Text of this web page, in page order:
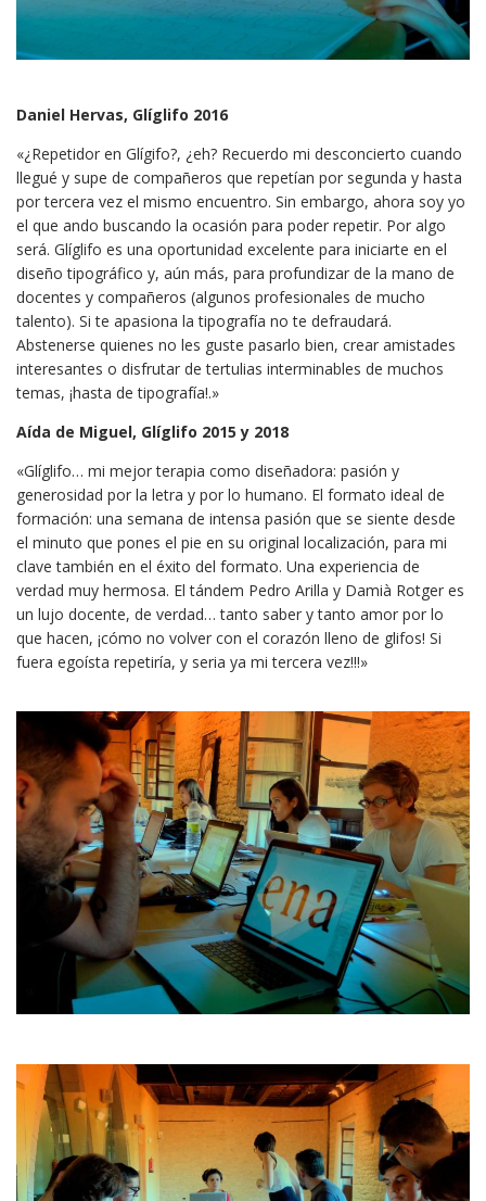
Daniel Hervas, Glíglifo 2016
«¿Repetidor en Glígifo?, ¿eh? Recuerdo mi desconcierto cuando
llegué y supe de compañeros que repetían por segunda y hasta
por tercera vez el mismo encuentro. Sin embargo, ahora soy yo
el que ando buscando la ocasión para poder repetir. Por algo
será. Glíglifo es una oportunidad excelente para iniciarte en el
diseño tipográfico y, aún más, para profundizar de la mano de
docentes y compañeros (algunos profesionales de mucho
talento). Si te apasiona la tipografía no te defraudará.
Abstenerse quienes no les guste pasarlo bien, crear amistades
interesantes o disfrutar de tertulias interminables de muchos
temas, ¡hasta de tipografía!.»
Aída de Miguel, Glíglifo 2015 y 2018
«Glíglifo… mi mejor terapia como diseñadora: pasión y
generosidad por la letra y por lo humano. El formato ideal de
formación: una semana de intensa pasión que se siente desde
el minuto que pones el pie en su original localización, para mi
clave también en el éxito del formato. Una experiencia de
verdad muy hermosa. El tándem Pedro Arilla y Damià Rotger es
un lujo docente, de verdad… tanto saber y tanto amor por lo
que hacen, ¡cómo no volver con el corazón lleno de glifos! Si
fuera egoísta repetiría, y seria ya mi tercera vez!!!»